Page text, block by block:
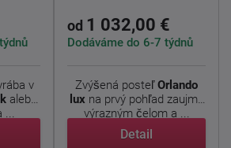
v
alebo
...
od 1 032,00 €
Dodáváme do 6-7 týdnů
Zvýšená posteľOrlando
luxna prvý pohľad zaujme
výrazným čelom a ...
Detail